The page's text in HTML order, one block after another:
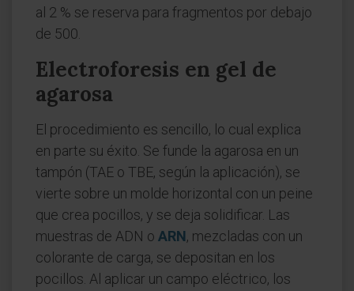
al 2 % se reserva para fragmentos por debajo
de 500.
Electroforesis en gel de
agarosa
El procedimiento es sencillo, lo cual explica
en parte su éxito. Se funde la agarosa en un
tampón (TAE o TBE, según la aplicación), se
vierte sobre un molde horizontal con un peine
que crea pocillos, y se deja solidificar. Las
muestras de ADN o ARN, mezcladas con un
colorante de carga, se depositan en los
pocillos. Al aplicar un campo eléctrico, los